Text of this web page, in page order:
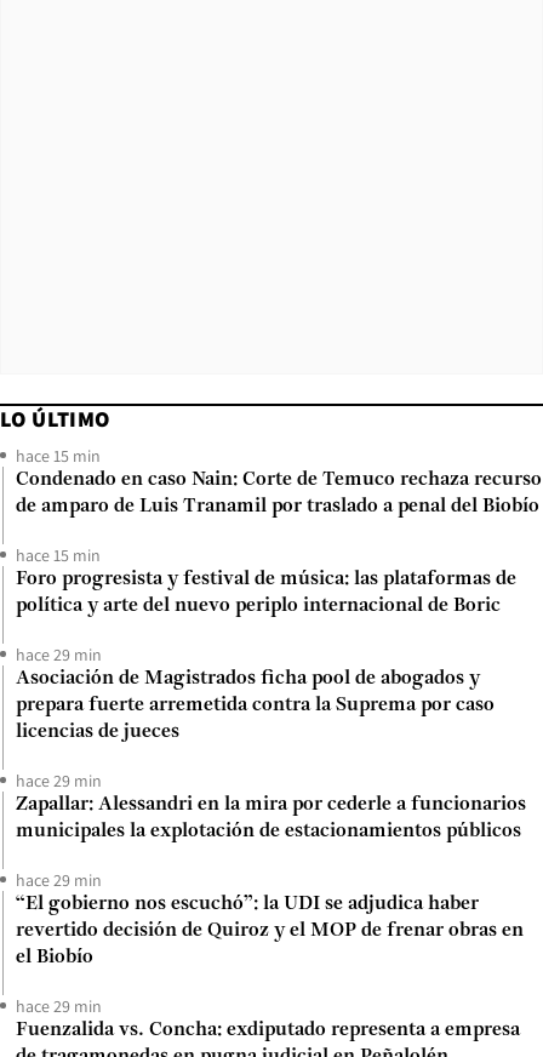
LO ÚLTIMO
hace 15 min
Condenado en caso Nain: Corte de Temuco rechaza recurso
de amparo de Luis Tranamil por traslado a penal del Biobío
hace 15 min
Foro progresista y festival de música: las plataformas de
política y arte del nuevo periplo internacional de Boric
hace 29 min
Asociación de Magistrados ficha pool de abogados y
prepara fuerte arremetida contra la Suprema por caso
licencias de jueces
hace 29 min
Zapallar: Alessandri en la mira por cederle a funcionarios
municipales la explotación de estacionamientos públicos
hace 29 min
“El gobierno nos escuchó”: la UDI se adjudica haber
revertido decisión de Quiroz y el MOP de frenar obras en
el Biobío
hace 29 min
Fuenzalida vs. Concha: exdiputado representa a empresa